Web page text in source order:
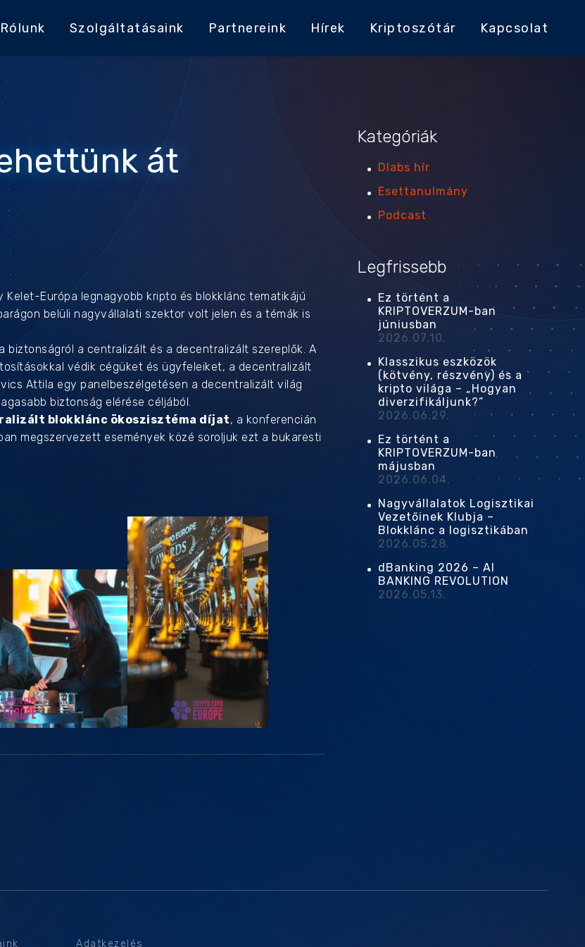
Rólunk Szolgáltatásaink Partnereink Hírek Kriptoszótár Kapcsolat
át
Európa legnagyobb kripto és blokklánc tematikájú
belüli nagyvállalati szektor volt jelen és a témák is
a centralizált és a decentralizált szereplők. A
védik cégüket és ügyfeleiket, a decentralizált
Attila egy panelbeszélgetésen a decentralizált világ
biztonság elérése céljából.
blokklánc ökoszisztéma díjat, a konferencián
megszervezett események közé soroljuk ezt a bukaresti
Kategóriák
Dlabs hír
Esettanulmány
Podcast
Legfrissebb
Ez történt a
KRIPTOVERZUM-ban
júniusban
2026.07.10.
Klasszikus eszközök
(kötvény, részvény) és a
kripto világa – „Hogyan
diverzifikáljunk?”
2026.06.29.
Ez történt a
KRIPTOVERZUM-ban
májusban
2026.06.04.
Nagyvállalatok Logisztikai
Vezetőinek Klubja –
Blokklánc a logisztikában
2026.05.28.
dBanking 2026 – AI
BANKING REVOLUTION
2026.05.13.
Adatkezelés